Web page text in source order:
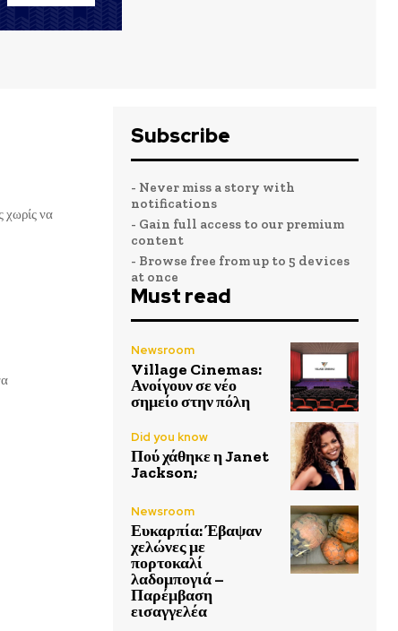
χωρίς να
Subscribe
- Never miss a story with
notifications
- Gain full access to our premium
content
- Browse free from up to 5 devices
at once
Must read
Newsroom
Village Cinemas:
Ανοίγουν σε νέο
σημείο στην πόλη
Did you know
Πού χάθηκε η Janet
Jackson;
Newsroom
Ευκαρπία: Έβαψαν
χελώνες με
πορτοκαλί
λαδομπογιά –
Παρέμβαση
εισαγγελέα